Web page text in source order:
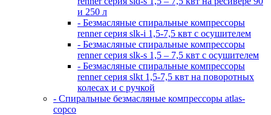
и 250 л
- Безмасляные спиральные компрессоры
renner серия slk-i 1,5-7,5 квт с осушителем
- Безмасляные спиральные компрессоры
renner серия slk-s 1,5 – 7,5 квт с осушителем
- Безмасляные спиральные компрессоры
renner серия slkt 1,5-7,5 квт на поворотных
колесах и с ручкой
- Спиральные безмасляные компрессоры atlas-
copco